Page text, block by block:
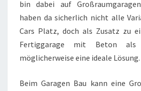
bin dabei auf
haben da sicherlich nicht alle
Cars Platz, doch als Zusatz zu
Fertiggarage mit Beton als
möglicherweise eine ideale Lösung.
Beim Garagen Bau kann eine